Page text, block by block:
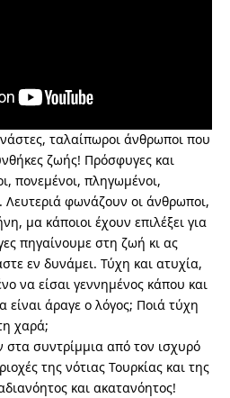
ταλαίπωροι άνθρωποι που
ζωής! Πρόσφυγες και
πονεμένοι, πληγωμένοι,
Λευτεριά φωνάζουν οι άνθρωποι,
μα κάποιοι έχουν επιλέξει για
πηγαίνουμε στη ζωή κι ας
εν δυνάμει. Τύχη και ατυχία,
να είσαι γεννημένος κάπου και
είναι άραγε ο λόγος; Ποιά τύχη
χαρά;
συντρίμμια από τον ισχυρό
της νότιας Τουρκίας και της
και ακατανόητος!